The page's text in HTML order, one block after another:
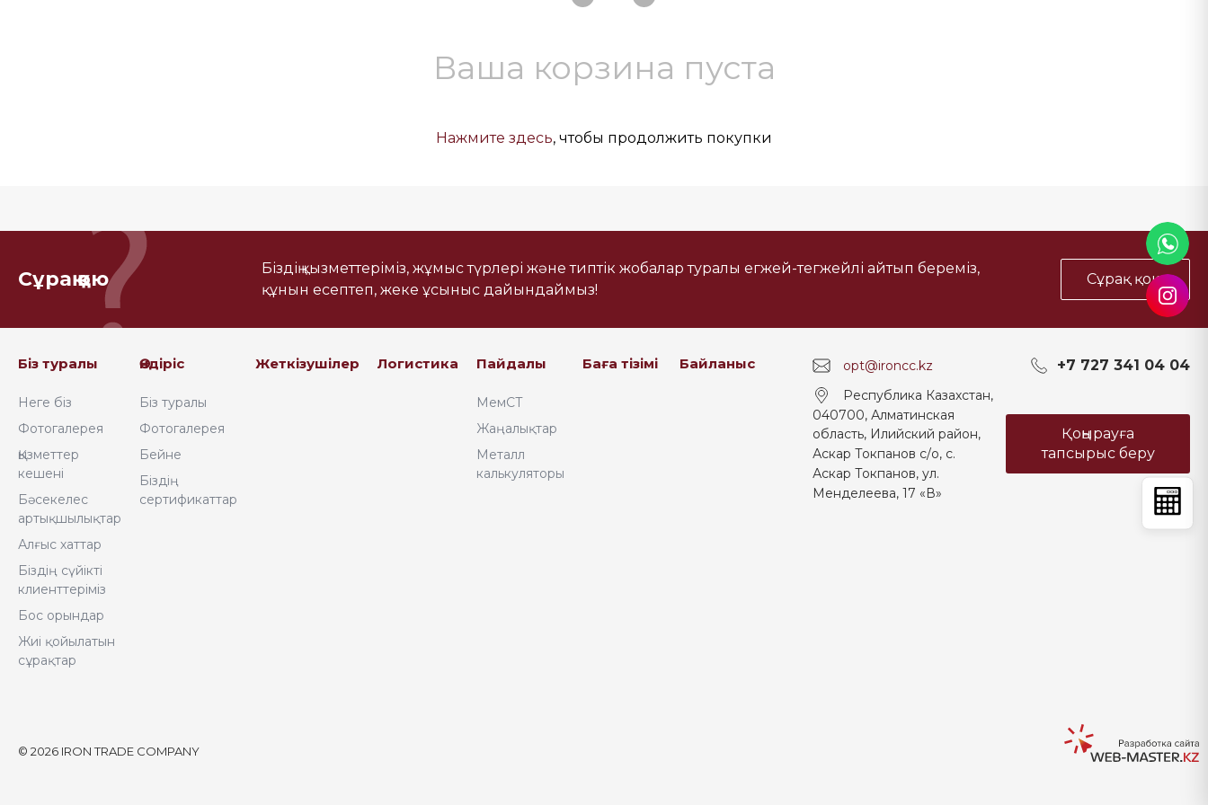
Казахстан, 050061, мкр.
+7 727 341 03 03
область, Илийский
район, Аскар Токпанов
Ваша корзина пуста
Нажмите здесь, чтобы продолжить покупки
Сұрақ қою
Біздің қызметтеріміз, жұмыс түрлері және типтік жобалар туралы егжей-тегжейлі айтып береміз,
құнын есептеп, жеке ұсыныс дайындаймыз!
Сұрақ қою
Біз туралы
Неге біз
Фотогалерея
Қызметтер
кешені
Бәсекелес
артықшылықтар
Алғыс хаттар
Біздің сүйікті
клиенттеріміз
Бос орындар
Жиі қойылатын
сұрақтар
Өндіріс
Біз туралы
Фотогалерея
Бейне
Біздің
сертификаттар
Жеткізушілер Логистика Пайдалы
МемСТ
Жаңалықтар
Металл
калькуляторы
Баға тізімі Байланыс opt@ironcc.kz +7 727 341 04 04
Республика Казахстан,
040700, Алматинская
область, Илийский район,
Аскар Токпанов с/о, с.
Аскар Токпанов, ул.
Менделеева, 17 «В»
Қоңырауға
тапсырыс беру
© 2026 IRON TRADE COMPANY